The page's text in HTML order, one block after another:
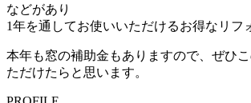
などがあり
1年を通してお使いいただけるお得なリフ
本年も窓の補助金もありますので、ぜひ
ただけたらと思います。